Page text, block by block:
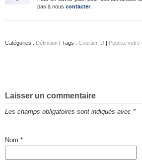
pas à nous contacter.
Catégories : Définition | Tags : Courtier, D | Publiez votre
Laisser un commentaire
Les champs obligatoires sont indiqués avec *
Nom *